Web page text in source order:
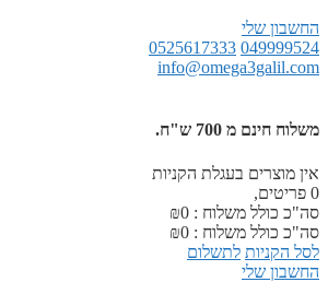
החשבון שלי
049999524
0525617333
info@omega3galil.com
משלוח חינם מ 700 ש"ח.
אין מוצרים בעגלת הקניות
0 פריטים,
סה"כ כולל משלוח :
₪0
סה"כ כולל משלוח :
₪0
לסל הקניות לתשלום
החשבון שלי